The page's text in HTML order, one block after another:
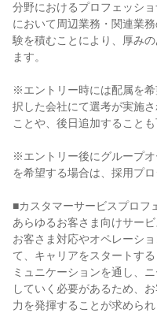
分野におけるプロフェッシ
において周辺業務・関連業
験を積むことにより、厚み
ます。
※エントリー時には配属を
択した会社にて選考が実施
ことや、後日追加すること
※エントリー後にグループ
を希望する場合は、採用プ
■カスタマーサービスプロフ
あらゆるお客さま向けサー
お客さま対応やオペレーシ
て、キャリアをスタートす
ミュニケーションを通し、
していく必要があるため、
力を発揮することが求めら